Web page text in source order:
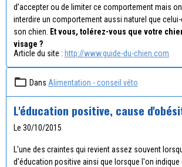
d’accepter ou de limiter ce comportement mais
interdire un comportement aussi naturel que
son chien.
Et vous, tolérez-vous que votre
visage ?
Article du site : http://www.guide-du-chien.com
Dans Alimentation - conseil véto
L'éducation positive, cause
Le 30/10/2015
L'une des craintes qui revient assez souvent
d'éducation positive ainsi que lorsque l'on indique